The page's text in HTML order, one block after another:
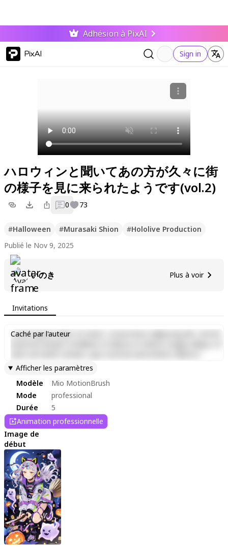
Adhésion à PixAI
PixAI Sign in
ハロウィンと聞いてあの方が久々に街
の様子を見に来られたようです(vol.2)
0 73
#Halloween #Murasaki Shion #Hololive Production
Publié le Nov 9, 2025
いのき Plus à voir
Invitations
Lorem ipsum dolor sit amet, consectetur adipiscing elit, sed do
laboris nisi ut aliquip ex ea commodo consequat. Duis aute irure
dolor in reprehenderit in voluptate velit esse cillum dolore eu
fugiat nulla pariatur. Excepteur sint occaecat cupidatat non
proident, sunt in culpa qui officia deserunt mollit anim id est
laborum.
Caché par l'auteur
Afficher les paramètres
Modèle
Mio MotionBrush
Mode
professional
Durée
5
Animation professionnelle
Image de
début